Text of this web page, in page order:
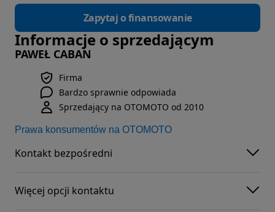
Zapytaj o finansowanie
Informacje o sprzedającym
PAWEŁ CABAN
Firma
Bardzo sprawnie odpowiada
Sprzedający na OTOMOTO od 2010
Prawa konsumentów na OTOMOTO
Kontakt bezpośredni
Więcej opcji kontaktu